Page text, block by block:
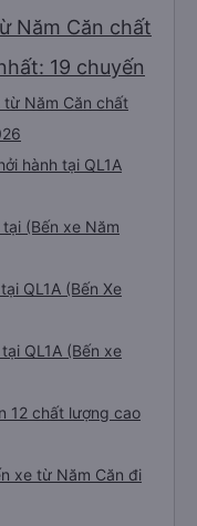
Năm Căn chất
19 chuyến
từ Năm Căn chất
hành tại QL1A
(Bến xe Năm
QL1A (Bến Xe
QL1A (Bến xe
12 chất lượng cao
xe từ Năm Căn đi